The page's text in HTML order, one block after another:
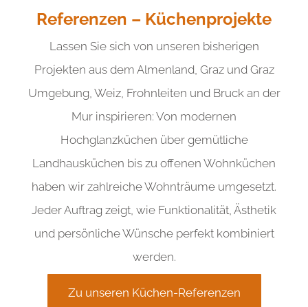
Referenzen – Küchenprojekte
Lassen Sie sich von unseren bisherigen
Projekten aus dem Almenland, Graz und Graz
Umgebung, Weiz, Frohnleiten und Bruck an der
Mur inspirieren: Von modernen
Hochglanzküchen über gemütliche
Landhausküchen bis zu offenen Wohnküchen
haben wir zahlreiche Wohnträume umgesetzt.
Jeder Auftrag zeigt, wie Funktionalität, Ästhetik
und persönliche Wünsche perfekt kombiniert
werden.
Zu unseren Küchen-Referenzen